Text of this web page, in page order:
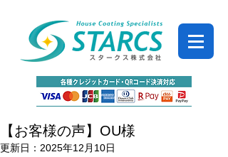
【お客様の声】OU様
更新日： 2025年12月10日